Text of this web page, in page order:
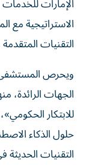
الاستراتيجية مع
التقنيات
ويحرص المستشفى
الجهات
للابتكار
حلول الذكاء
التقنيات